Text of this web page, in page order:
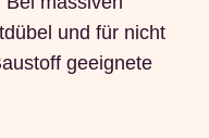
und für nicht
geeignete